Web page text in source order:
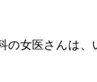
の女医さんは